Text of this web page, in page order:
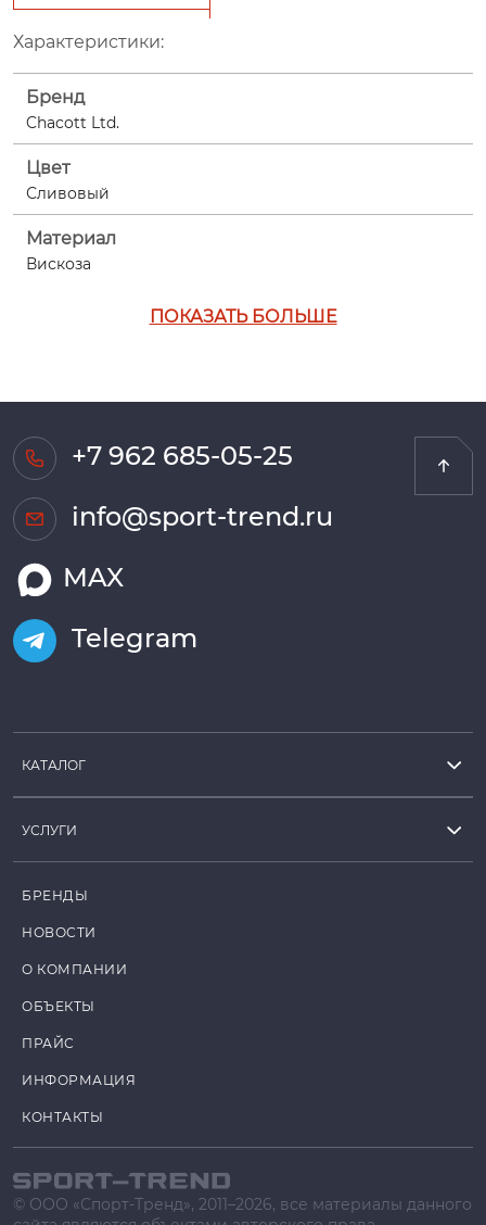
Характеристики:
Бренд
Chacott Ltd.
Цвет
Сливовый
Материал
Вискоза
ПОКАЗАТЬ БОЛЬШЕ
+7 962 685-05-25
info@sport-trend.ru
MAX
Telegram
КАТАЛОГ
УСЛУГИ
БРЕНДЫ
НОВОСТИ
О КОМПАНИИ
ОБЪЕКТЫ
ПРАЙС
ИНФОРМАЦИЯ
КОНТАКТЫ
© ООО «Спорт-Тренд», 2011–2026, все материалы данного